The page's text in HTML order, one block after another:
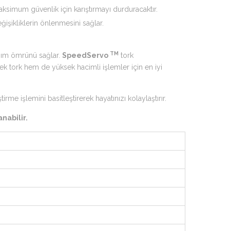
güvenlik için karıştırmayı durduracaktır.
önlenmesini sağlar.
ömrünü sağlar. SpeedServo TM tork
tork hem de yüksek hacimli işlemler için en iyi
işlemini basitleştirerek hayatınızı kolaylaştırır.